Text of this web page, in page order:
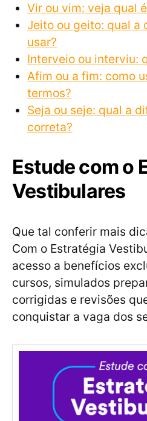
Vir ou vim: veja qual
Jeito ou geito: qual a
usar?
Interveio ou interviu:
Afim ou a fim: como
termos?
Seja ou seje: qual a
correta?
Estude com o
Vestibulares
Que tal conferir mais
Com o Estratégia
acesso a benefícios
cursos, simulados
corrigidas e revisões
conquistar a vaga dos